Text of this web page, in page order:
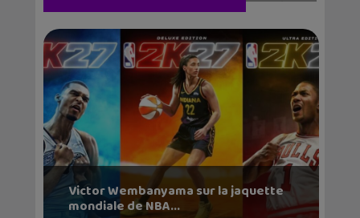
Victor Wembanyama sur la jaquette
mondiale de NBA...